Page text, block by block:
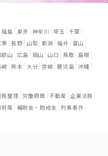
福島 東京 神奈川 埼玉
千葉
重 長野 山梨 新潟 福井
富山
歌山 広島 岡山 山口 鳥取
島根
崎 熊本 大分 宮崎 鹿児島 沖縄
整理 労働問題 不動産 企業法務
産 補助金・助成金 刑事事件